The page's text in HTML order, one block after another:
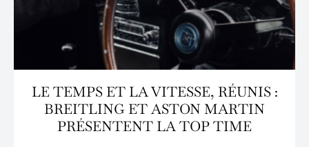
LE TEMPS ET LA VITESSE, RÉUNIS :
BREITLING ET ASTON MARTIN
PRÉSENTENT LA TOP TIME